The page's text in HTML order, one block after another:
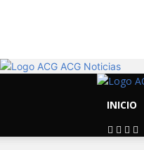
ACG Noticias
INICIO